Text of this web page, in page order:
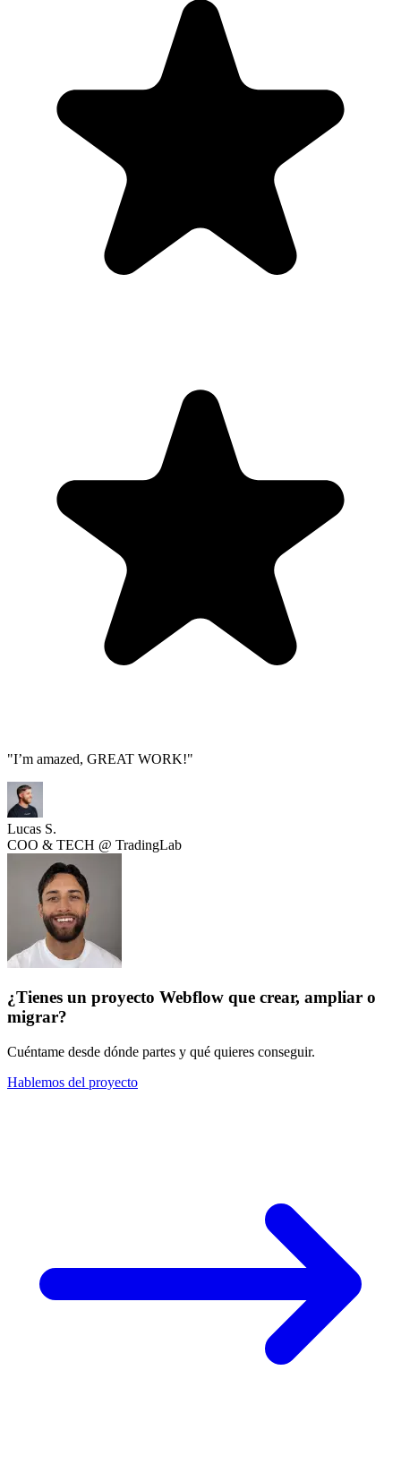
"I’m amazed, GREAT WORK!"
Lucas S.
COO & TECH @ TradingLab
¿Tienes un proyecto Webflow que crear, ampliar o
migrar?
Cuéntame desde dónde partes y qué quieres conseguir.
Hablemos del proyecto